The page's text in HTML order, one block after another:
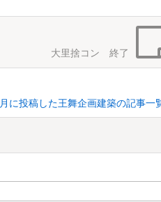
大里捨コン 終了
に投稿した王舞企画建築の記事一